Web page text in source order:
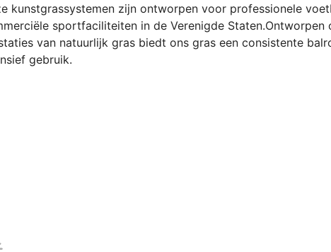
kunstgrassystemen zijn ontworpen voor professionele
sportfaciliteiten in de Verenigde
van natuurlijk gras biedt ons gras een consistente
gebruik.